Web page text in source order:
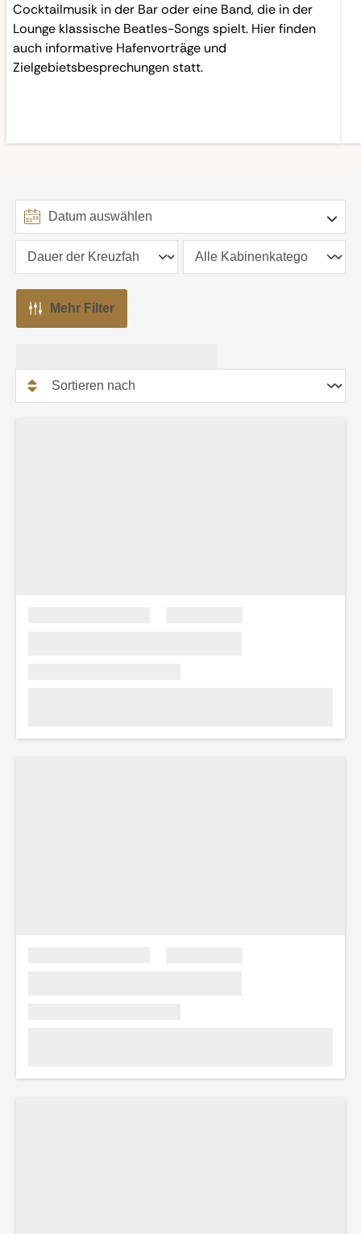
Cocktailmusik in der Bar oder eine Band, die in der
Lounge klassische Beatles-Songs spielt. Hier finden
auch informative Hafenvorträge und
Zielgebietsbesprechungen statt.
Mehr Filter